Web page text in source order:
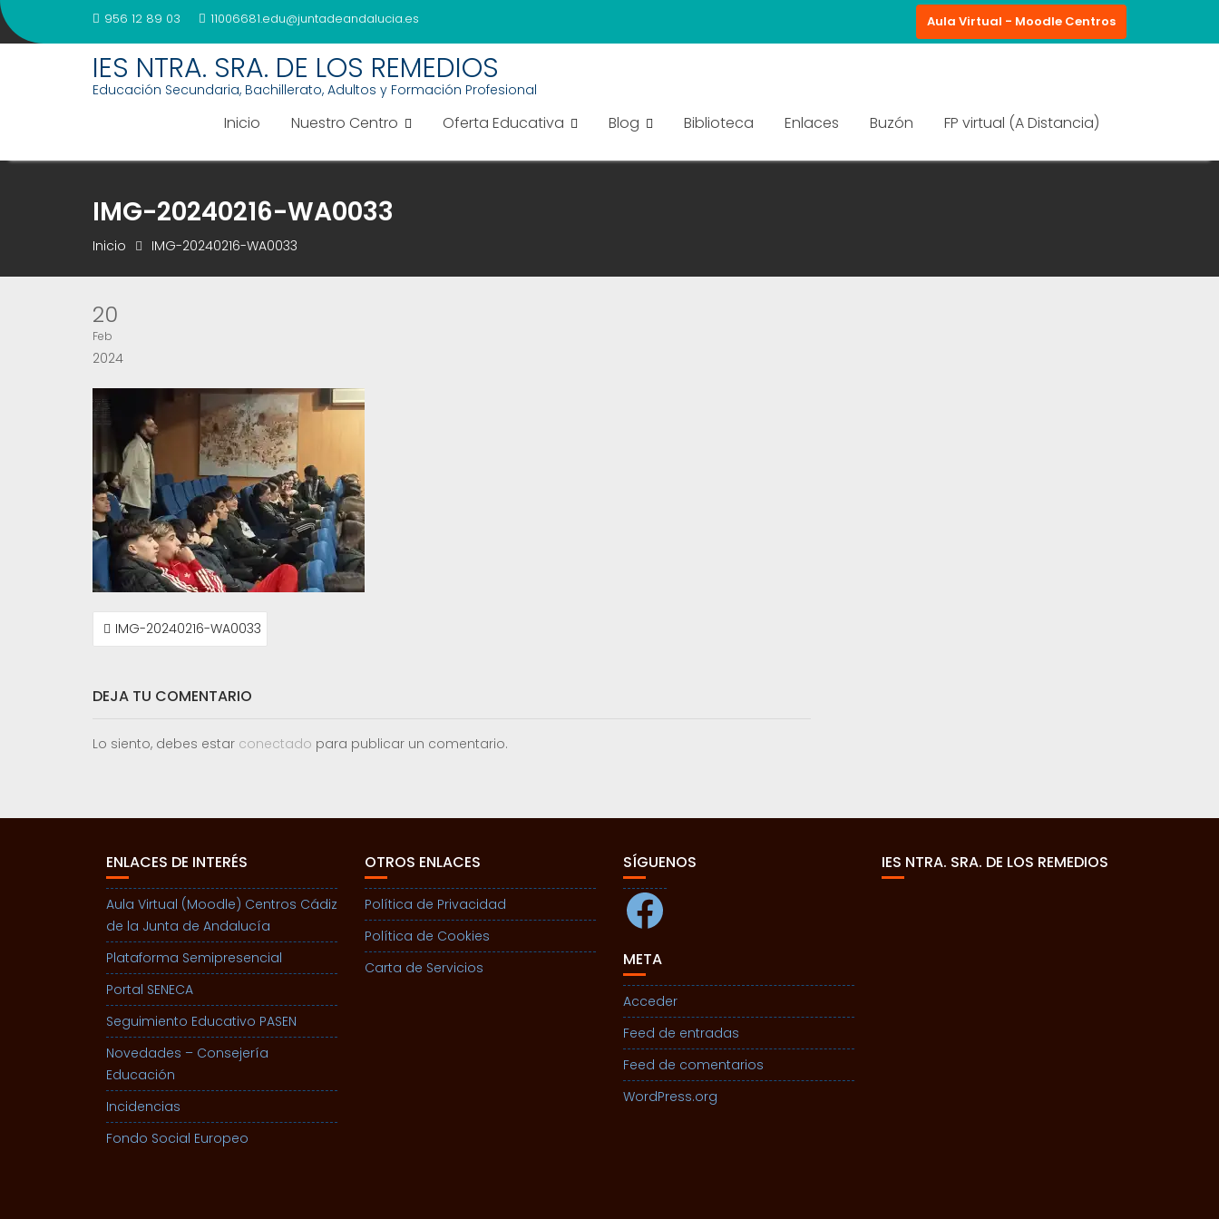
Saltar
al
956 12 89 03 11006681.edu@juntadeandalucia.es Aula Virtual - Moodle Centros
IES NTRA. SRA. DE LOS REMEDIOS
Educación Secundaria, Bachillerato, Adultos y Formación Profesional
Inicio Nuestro Centro Oferta Educativa Blog Biblioteca Enlaces Buzón FP virtual (A Distancia)
IMG-20240216-WA0033
Inicio IMG-20240216-WA0033
20
Feb
2024
NAVEGACIÓN
DEIMG-20240216-WA0033
DEJA TU COMENTARIO
Lo siento, debes estar conectado para publicar un comentario.
ENLACES DE INTERÉS
Aula Virtual (Moodle) Centros Cádiz
de la Junta de Andalucía
Plataforma Semipresencial
Portal SENECA
Seguimiento Educativo PASEN
Novedades – Consejería
Educación
Incidencias
Fondo Social Europeo
OTROS ENLACES
Política de Privacidad
Política de Cookies
Carta de Servicios
SÍGUENOS
Facebook
META
Acceder
Feed de entradas
Feed de comentarios
WordPress.org
IES NTRA. SRA. DE LOS REMEDIOS